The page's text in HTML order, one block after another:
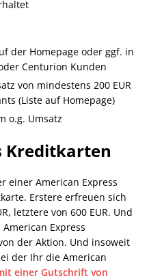
der Homepage oder ggf. in
Centurion Kunden
von mindestens 200 EUR
(Liste auf Homepage)
o.g. Umsatz
Kreditkarten
einer American Express
Erstere erfreuen sich
letztere von 600 EUR. Und
Express
der Aktion. Und insoweit
der Ihr die American
einer Gutschrift von